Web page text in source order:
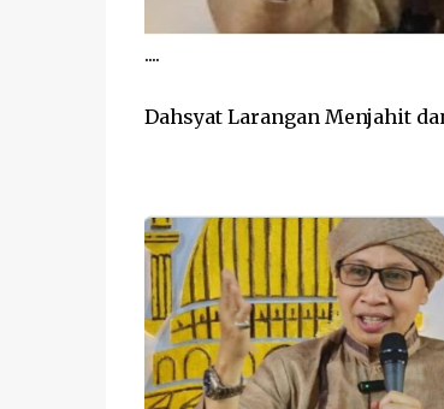
....
Dahsyat Larangan Menjahit